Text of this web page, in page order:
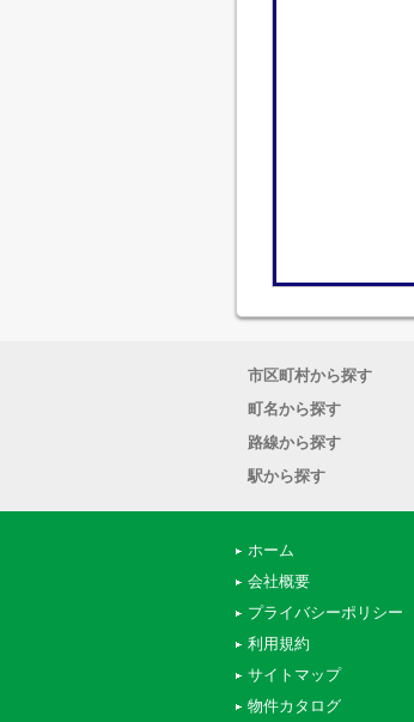
市区町村から探す
町名から探す
路線から探す
駅から探す
ホーム
会社概要
プライバシーポリシー
利用規約
サイトマップ
物件カタログ